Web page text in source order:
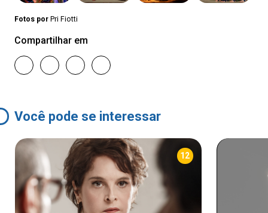
Fotos por Pri Fiotti
Compartilhar em
Você pode se interessar
12